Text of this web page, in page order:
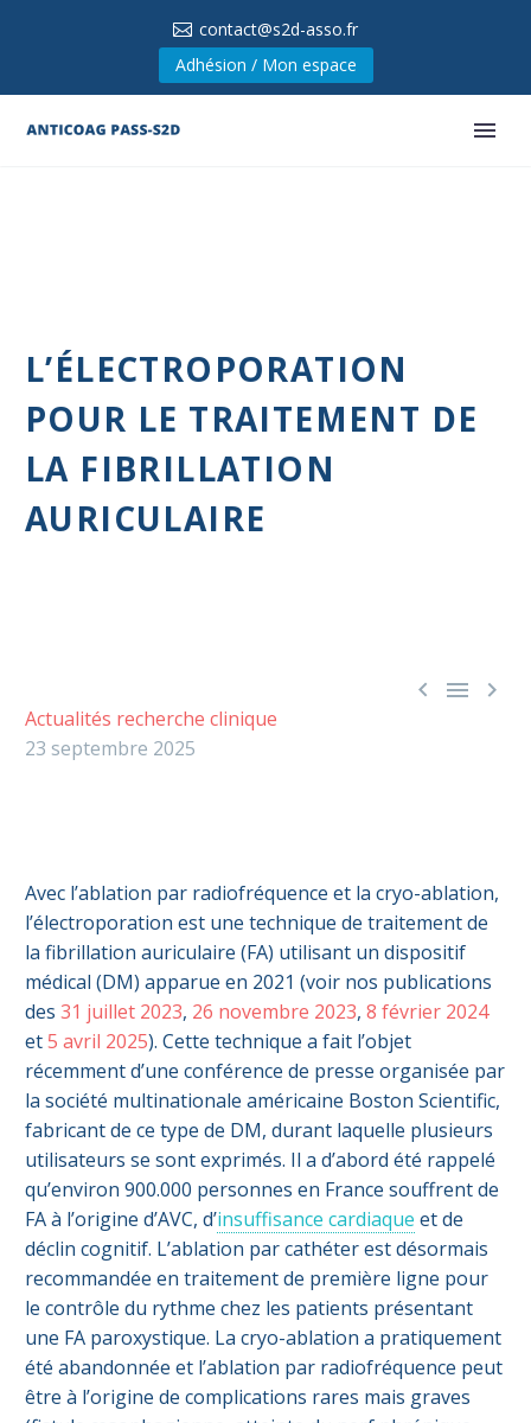
contact@s2d-asso.fr
Adhésion / Mon espace
L’ÉLECTROPORATION
POUR LE TRAITEMENT DE
LA FIBRILLATION
AURICULAIRE
  
Actualités recherche clinique
23 septembre 2025
Avec l’ablation par radiofréquence et la cryo-ablation,
l’électroporation est une technique de traitement de
la fibrillation auriculaire (FA) utilisant un dispositif
médical (DM) apparue en 2021 (voir nos publications
des 31 juillet 2023, 26 novembre 2023, 8 février 2024
et5 avril 2025). Cette technique a fait l’objet
récemment d’une conférence de presse organisée par
la société multinationale américaine Boston Scientific,
fabricant de ce type de DM, durant laquelle plusieurs
utilisateurs se sont exprimés. Il a d’abord été rappelé
qu’environ 900.000 personnes en France souffrent de
FA à l’origine d’AVC, d’insuffisance cardiaque et de
déclin cognitif. L’ablation par cathéter est désormais
recommandée en traitement de première ligne pour
le contrôle du rythme chez les patients présentant
une FA paroxystique. La cryo-ablation a pratiquement
été abandonnée et l’ablation par radiofréquence peut
être à l’origine de complications rares mais graves